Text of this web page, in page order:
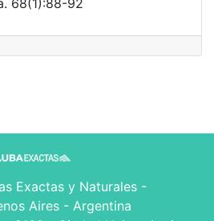
68(1):88-92
Exactas y Naturales -
Aires - Argentina